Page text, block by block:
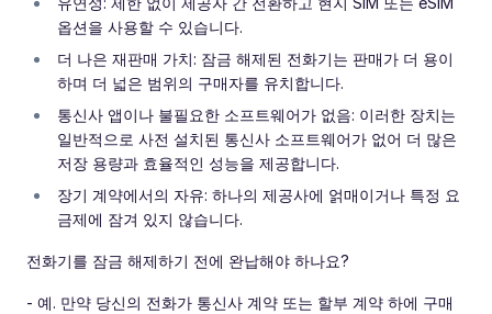
옵션을 사용할 수 있습니다.
더 나은 재판매 가치: 잠금 해제된 전화기는 판매가 더 용이
하며 더 넓은 범위의 구매자를 유치합니다.
통신사 앱이나 불필요한 소프트웨어가 없음: 이러한 장치는
일반적으로 사전 설치된 통신사 소프트웨어가 없어 더 많은
저장 용량과 효율적인 성능을 제공합니다.
장기 계약에서의 자유: 하나의 제공사에 얽매이거나 특정 요
금제에 잠겨 있지 않습니다.
전화기를 잠금 해제하기 전에 완납해야 하나요?
- 예. 만약 당신의 전화가 통신사 계약 또는 할부 계약 하에 구매